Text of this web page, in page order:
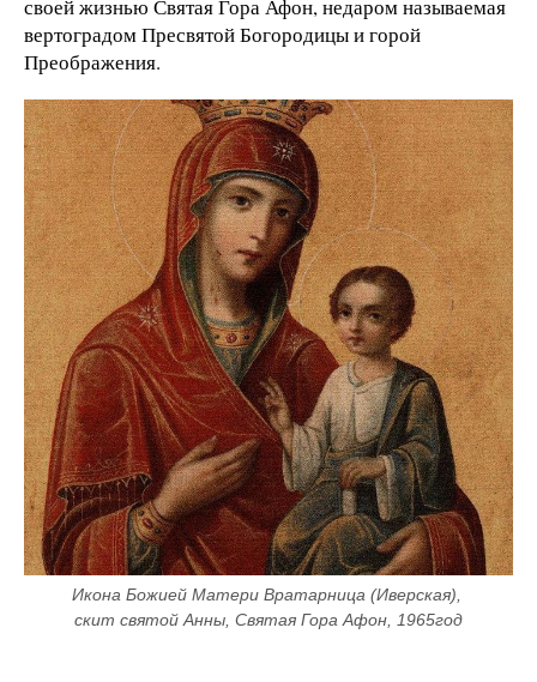
своей жизнью Святая Гора Афон, недаром называемая
вертоградом Пресвятой Богородицы и горой
Преображения.
Икона Божией Матери Вратарница (Иверская),
скит святой Анны, Святая Гора Афон, 1965год